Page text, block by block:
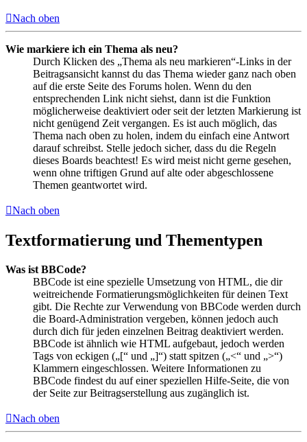
Nach oben
Wie markiere ich ein Thema als neu?
Durch Klicken des „Thema als neu markieren“-Links in der
Beitragsansicht kannst du das Thema wieder ganz nach oben
auf die erste Seite des Forums holen. Wenn du den
entsprechenden Link nicht siehst, dann ist die Funktion
möglicherweise deaktiviert oder seit der letzten Markierung ist
nicht genügend Zeit vergangen. Es ist auch möglich, das
Thema nach oben zu holen, indem du einfach eine Antwort
darauf schreibst. Stelle jedoch sicher, dass du die Regeln
dieses Boards beachtest! Es wird meist nicht gerne gesehen,
wenn ohne triftigen Grund auf alte oder abgeschlossene
Themen geantwortet wird.
Nach oben
Textformatierung und Thementypen
Was ist BBCode?
BBCode ist eine spezielle Umsetzung von HTML, die dir
weitreichende Formatierungsmöglichkeiten für deinen Text
gibt. Die Rechte zur Verwendung von BBCode werden durch
die Board-Administration vergeben, können jedoch auch
durch dich für jeden einzelnen Beitrag deaktiviert werden.
BBCode ist ähnlich wie HTML aufgebaut, jedoch werden
Tags von eckigen („[“ und „]“) statt spitzen („<“ und „>“)
Klammern eingeschlossen. Weitere Informationen zu
BBCode findest du auf einer speziellen Hilfe-Seite, die von
der Seite zur Beitragserstellung aus zugänglich ist.
Nach oben